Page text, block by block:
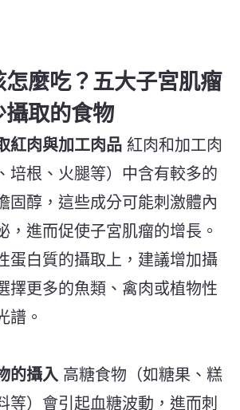
麼吃？五大子宮肌瘤
攝取的食物
紅肉與加工肉品 紅肉和加工肉
培根、火腿等）中含有較多的
固醇，這些成分可能刺激體內
，進而促使子宮肌瘤的增長。
蛋白質的攝取上，建議增加攝
擇更多的魚類、禽肉或植物性
譜。
的攝入 高糖食物（如糖果、糕
等）會引起血糖波動，進而刺